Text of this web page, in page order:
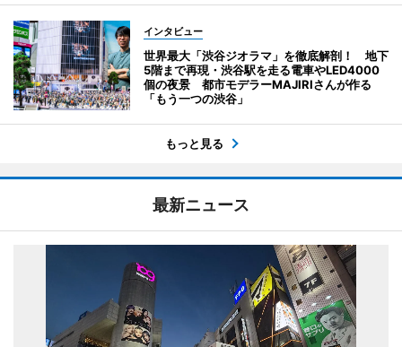
インタビュー
世界最大「渋谷ジオラマ」を徹底解剖！ 地下
5階まで再現・渋谷駅を走る電車やLED4000
個の夜景 都市モデラーMAJIRIさんが作る
「もう一つの渋谷」
もっと見る
最新ニュース